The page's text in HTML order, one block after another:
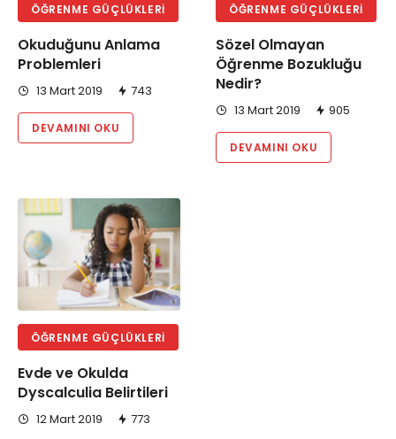
ÖĞRENME GÜÇLÜKLERI
Okuduğunu Anlama
Problemleri
13 Mart 2019 743
DEVAMINI OKU
ÖĞRENME GÜÇLÜKLERI
Sözel Olmayan
Öğrenme Bozukluğu
Nedir?
13 Mart 2019 905
DEVAMINI OKU
ÖĞRENME GÜÇLÜKLERI
Evde ve Okulda
Dyscalculia Belirtileri
12 Mart 2019 773